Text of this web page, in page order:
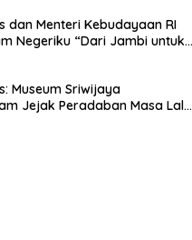
dan Menteri Kebudayaan RI
Negeriku “Dari Jambi untuk
Museum Sriwijaya
Jejak Peradaban Masa Lalu